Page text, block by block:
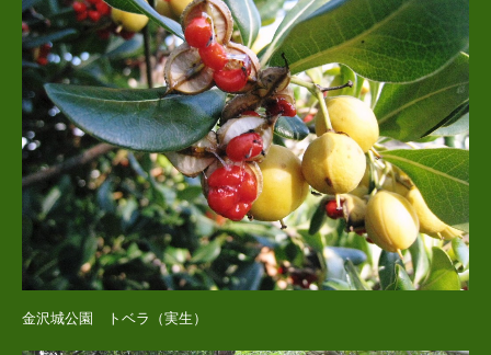
金沢城公園 トベラ（実生）